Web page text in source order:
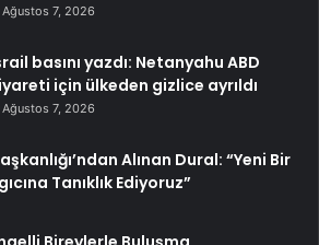
Ağustos 7, 2026
basını yazdı: Netanyahu ABD
için ülkeden gizlice ayrıldı
Ağustos 7, 2026
Alınan Dural: “Yeni Bir
Tanıklık Ediyoruz”